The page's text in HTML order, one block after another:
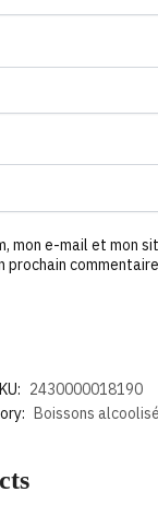
mon e-mail et mon
prochain
2430000018190
Boissons